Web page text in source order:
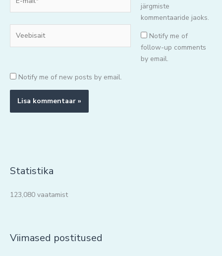
mail*
järgmiste
kommentaaride jaoks.
Notify me of
follow-up comments
by email.
Notify me of new posts by email.
Statistika
123,080 vaatamist
Viimased postitused